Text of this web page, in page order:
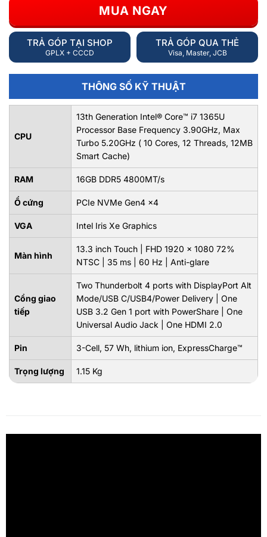
MUA NGAY
TRẢ GÓP TẠI SHOP
GPLX + CCCD
TRẢ GÓP QUA THẺ
Visa, Master, JCB
THÔNG SỐ KỸ THUẬT
CPU
13th Generation Intel® Core™ i7 1365U
Processor Base Frequency 3.90GHz, Max
Turbo 5.20GHz ( 10 Cores, 12 Threads, 12MB
Smart Cache)
RAM 16GB DDR5 4800MT/s
Ổ cứng PCIe NVMe Gen4 x4
VGA Intel Iris Xe Graphics
Màn hình
13.3 inch Touch | FHD 1920 x 1080 72%
NTSC | 35 ms | 60 Hz | Anti-glare
Cổng giao
tiếp
Two Thunderbolt 4 ports with DisplayPort Alt
Mode/USB C/USB4/Power Delivery | One
USB 3.2 Gen 1 port with PowerShare | One
Universal Audio Jack | One HDMI 2.0
Pin 3-Cell, 57 Wh, lithium ion, ExpressCharge™
Trọng lượng 1.15 Kg